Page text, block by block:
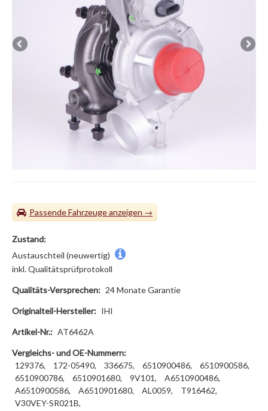
Passende Fahrzeuge
Zustand:
Austauschteil (neuwertig)
inkl. Qualitätsprüfprotokoll
Qualitäts-Versprechen: 24 Monate Garantie
Originalteil-Hersteller: IHI
Artikel-Nr.: AT6462A
Vergleichs- und OE-Nummern:
129376,
172-05490, 336675, 6510900486,
6510900586,
6510900786,
6510901680, 9V101,
A6510900486,
A6510900586,
A6510901680, AL0059,
T916462,
V30VEY-SR021B,